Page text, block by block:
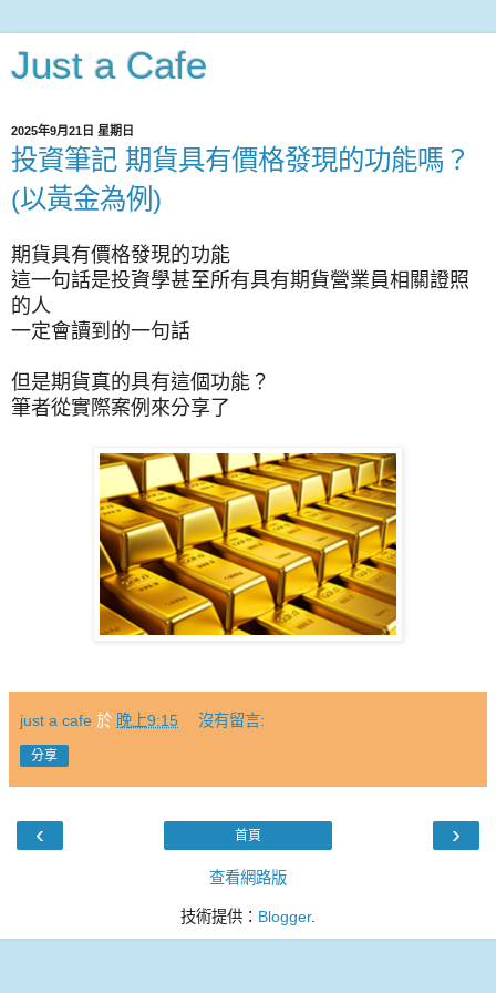
Just a Cafe
2025年9月21日 星期日
投資筆記 期貨具有價格發現的功能嗎？
(以黃金為例)
期貨具有價格發現的功能
這一句話是投資學甚至所有具有期貨營業員相關證照
的人
一定會讀到的一句話
但是期貨真的具有這個功能？
筆者從實際案例來分享了
just a cafe 於 晚上9:15 沒有留言:
分享
‹ ›
首頁
查看網路版
技術提供： Blogger.